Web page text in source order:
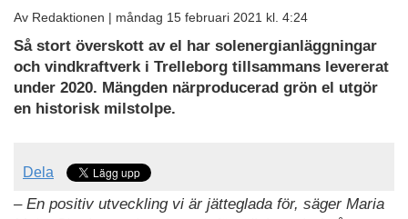
Av Redaktionen | måndag 15 februari 2021 kl. 4:24
Så stort överskott av el har solenergianläggningar
och vindkraftverk i Trelleborg tillsammans levererat
under 2020. Mängden närproducerad grön el utgör
en historisk milstolpe.
Dela
– En positiv utveckling vi är jätteglada för, säger Maria